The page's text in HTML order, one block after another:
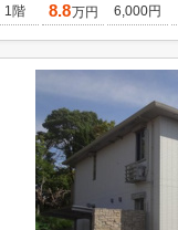
1階
8.8万円 6,000円